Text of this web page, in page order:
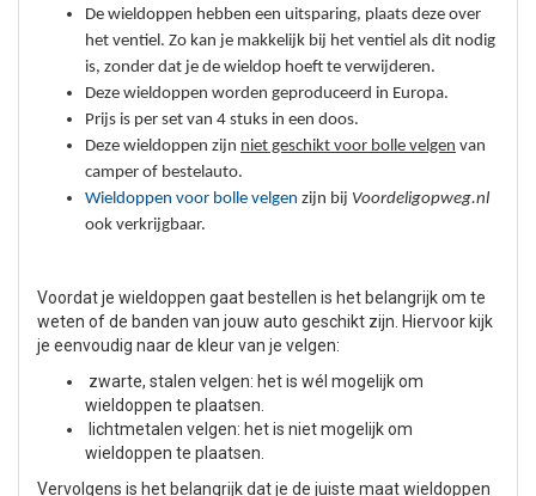
De wieldoppen hebben een uitsparing, plaats deze over
het ventiel. Zo kan je makkelijk bij het ventiel als dit nodig
is, zonder dat je de wieldop hoeft te verwijderen.
Deze wieldoppen worden geproduceerd in Europa.
Prijs is per set van 4 stuks in een doos.
Deze wieldoppen zijn niet geschikt voor bolle velgen van
camper of bestelauto.
Wieldoppen voor bolle velgen zijn bij Voordeligopweg.nl
ook verkrijgbaar.
Voordat je wieldoppen gaat bestellen is het belangrijk om te
weten of de banden van jouw auto geschikt zijn. Hiervoor kijk
je eenvoudig naar de kleur van je velgen:
zwarte, stalen velgen: het is wél mogelijk om
wieldoppen te plaatsen.
lichtmetalen velgen: het is niet mogelijk om
wieldoppen te plaatsen.
Vervolgens is het belangrijk dat je de juiste maat wieldoppen